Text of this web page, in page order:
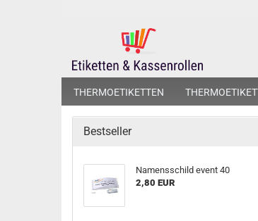
THERMOETIKETTEN
Bestseller
Namensschild event 40
2,80 EUR